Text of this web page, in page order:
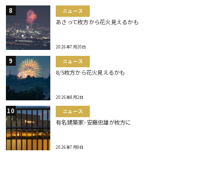
ニュース
あさって枚方から花火見えるかも
2026年7月20日
ニュース
8/5枚方から花火見えるかも
2026年8月2日
ニュース
有名建築家･安藤忠雄が枚方に
2026年7月8日